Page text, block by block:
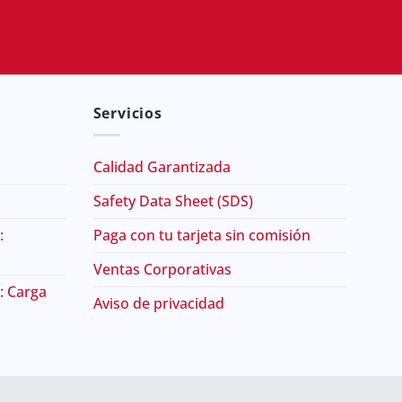
Carga
Servicios
Calidad Garantizada
Safety Data Sheet (SDS)
Paga con tu tarjeta sin comisión
Ventas Corporativas
Aviso de privacidad